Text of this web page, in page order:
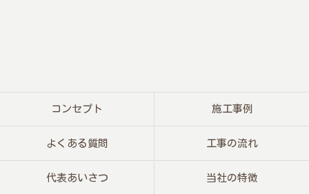
コンセプト 施工事例
よくある質問 工事の流れ
代表あいさつ 当社の特徴